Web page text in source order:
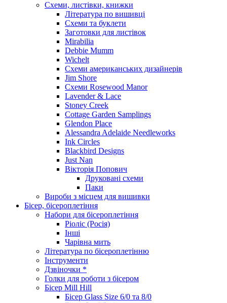
Схеми, листівки, книжки
Література по вишивці
Схеми та буклети
Заготовки для листівок
Mirabilia
Debbie Mumm
Wichelt
Схеми американських дизайнерів
Jim Shore
Cхеми Rosewood Manor
Lavender & Lace
Stoney Creek
Cottage Garden Samplings
Glendon Place
Alessandra Adelaide Needleworks
Ink Circles
Blackbird Designs
Just Nan
Вікторія Попович
Друковані схеми
Паки
Вироби з місцем для вишивки
Бісер, бісероплетіння
Набори для бісероплетіння
Ріоліс (Росія)
Інші
Чарівна мить
Література по бісероплетінню
Інструменти
Дзвіночки *
Голки для роботи з бісером
Бісер Mill Hill
Бісер Glass Size 6/0 та 8/0